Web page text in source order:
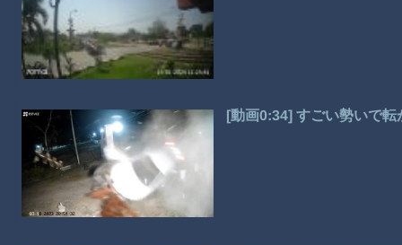
[動画0:34] すごい勢いで